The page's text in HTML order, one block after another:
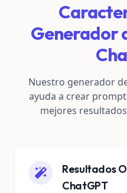
Generador
Nuestro generador
ayuda a crear
mejores
Resultados
ChatGPT